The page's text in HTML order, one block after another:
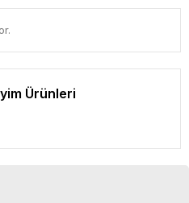
Ürünleri